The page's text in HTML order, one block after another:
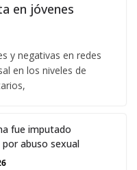
en jóvenes
y negativas en redes
en los niveles de
fue imputado
abuso sexual